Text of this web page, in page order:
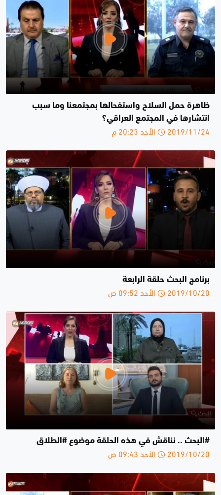
ظاهرة حمل السلاح واستفحالها بمجتمعنا وما سبب
انتشارها في المجتمع العراقي؟
2019/11/24 الأحد 20:23 م
برنامج البحث حلقة الرابعة
2019/10/20 الأحد 09:52 ص
#البحث .. نناقش في هذه الحلقة موضوع #الطلاق
2019/10/20 الأحد 09:43 ص